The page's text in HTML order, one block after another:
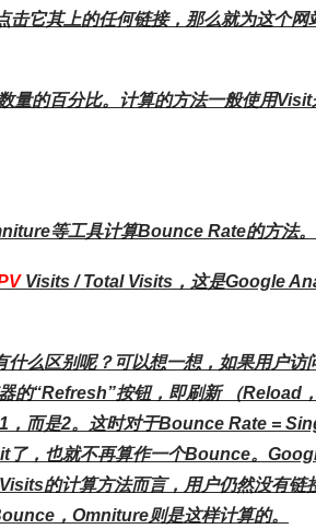
它其上的任何链接，那么就为这个网
量的百分比。计算的方法一般使用Visit
等工具计算Bounce Rate的方法。
Visits / Total Visits，这是Google
什么区别呢？可以想一想，如果用户访
的“Refresh”按钮，即刷新 （Reload，
，而是2。这时对于Bounce Rate =
，也就不再算作一个Bounce。
的计算方法而言，用户仍然没有链
，Omniture则是这样计算的。